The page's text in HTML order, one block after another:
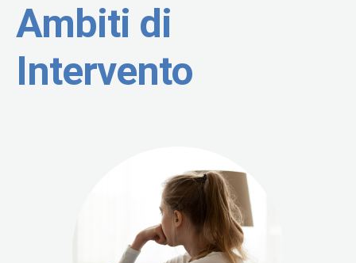
Ambiti di
Intervento